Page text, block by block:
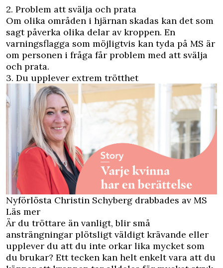
2. Problem att svälja och prata
Om olika områden i hjärnan skadas kan det som
sagt påverka olika delar av kroppen. En
varningsflagga som möjligtvis kan tyda på MS är
om personen i fråga får problem med att svälja
och prata.
3. Du upplever extrem trötthet
Nyförlösta Christin Schyberg drabbades av MS
Läs mer
Är du tröttare än vanligt, blir små
ansträngningar plötsligt väldigt krävande eller
upplever du att du inte orkar lika mycket som
du brukar? Ett tecken kan helt enkelt vara att du